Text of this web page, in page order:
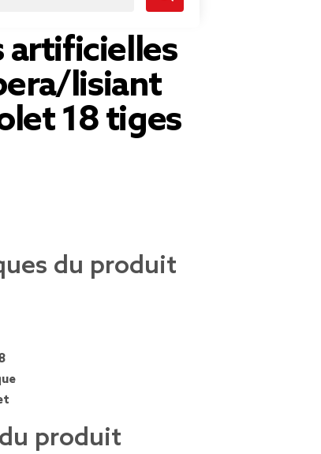
artificielles
lisiant
18 tiges
du produit
produit